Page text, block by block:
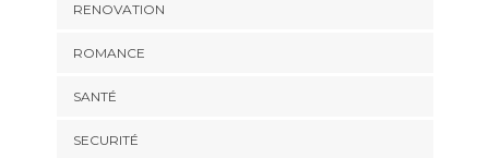
RENOVATION
ROMANCE
SANTÉ
SECURITÉ